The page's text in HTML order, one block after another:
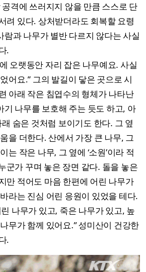
격에 쓰러지지 않을 만큼 스스로 단
려 있다. 상처받더라도 회복할 요령
람과 나무가 별반 다르지 않다는 사실
.
오랫동안 자리 잡은 나무예요. 사실
어요.” 그의 발길이 닿은 곳으로 시
아래 작은 침엽수의 형체가 나타난
기 나무를 보호해 주는 듯도 하고, 아
숨은 것처럼 보이기도 한다. 그 옆
을 더한다. 산에서 가장 큰 나무, 그
는 작은 나무, 그 옆에 ‘소원’이라 적
군가 꾸며 놓은 장면 같다. 돌을 놓은
만 적어도 마음 한편에 어린 나무가
라는 진심 어린 응원이 있었을 테다.
나무가 있고, 죽은 나무가 있고, 높
무가 함께 있어요.” 성미산이 건강한
.